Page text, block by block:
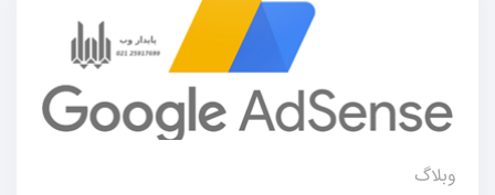
وبلاگ